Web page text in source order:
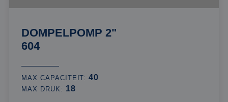
DOMPELPOMP 2"
604
MAX CAPACITEIT:40
MAX DRUK: 18